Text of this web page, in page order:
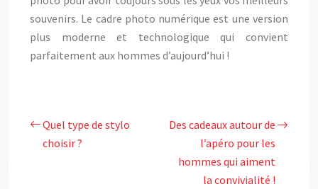
souvenirs. Le cadre photo numérique est une version
plus moderne et technologique qui convient
parfaitement aux hommes d’aujourd’hui !
Quel type de stylo
choisir ?
Des cadeaux autour de
l’apéro pour les
hommes qui aiment
la convivialité !